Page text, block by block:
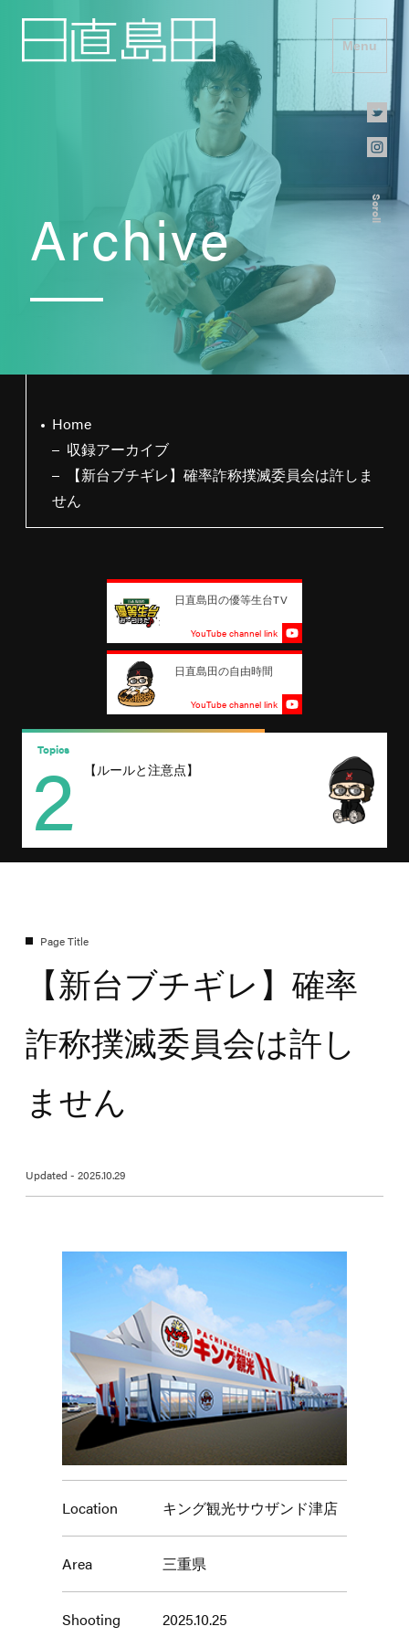
Menu
Scroll
Archive
Home
収録アーカイブ
【新台ブチギレ】確率詐称撲滅委員会は許しま
せん
日直島田の優等生台TV
YouTube channel link
日直島田の自由時間
YouTube channel link
【ルールと注意点】
Topics
2
【新台ブチギレ】確率
詐称撲滅委員会は許し
ません
Updated - 2025.10.29
Location キング観光サウザンド津店
Area 三重県
Shooting 2025.10.25